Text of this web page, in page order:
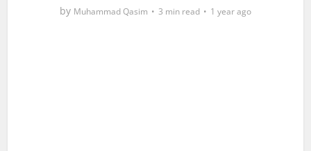
by Muhammad Qasim 3 min read 1 year ago